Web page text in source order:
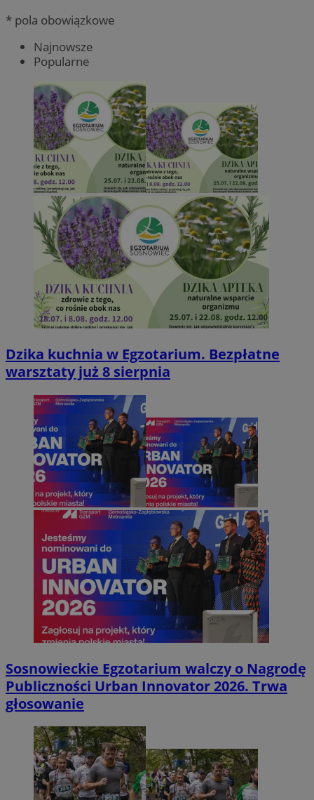
* pola obowiązkowe
Najnowsze
Popularne
Dzika kuchnia w Egzotarium. Bezpłatne
warsztaty już 8 sierpnia
Sosnowieckie Egzotarium walczy o Nagrodę
Publiczności Urban Innovator 2026. Trwa
głosowanie